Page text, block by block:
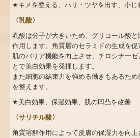
★キメを整える、ハリ・ツヤを出す、小
〈乳酸〉
乳酸は分子が大きいため、グリコール酸
作用します。角質層のセラミドの生成を促
肌のバリア機能を向上させ、チロシナー
とで美白効果を発揮します。
また細胞の結束力を強める働きもあるた
を整えます。
★美白効果、保湿効果、肌の凹凸を改善
〈サリチル酸〉
角質溶解作用によって皮膚の保湿力を向